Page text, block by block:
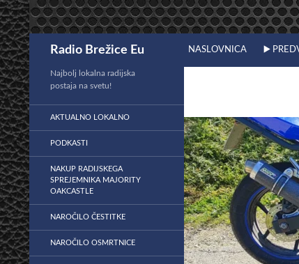
Radio Brežice Eu NASLOVNICA ▶️
Najbolj lokalna radijska
postaja na svetu!
AKTUALNO LOKALNO
PODKASTI
NAKUP RADIJSKEGA
SPREJEMNIKA MAJORITY
OAKCASTLE
NAROČILO ČESTITKE
NAROČILO OSMRTNICE